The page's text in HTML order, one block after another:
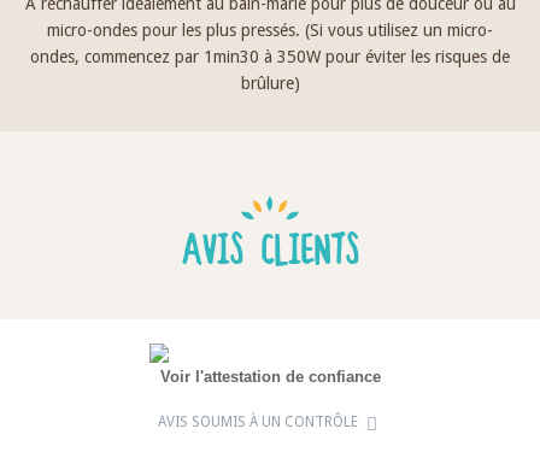
micro-ondes pour les plus pressés. (Si vous utilisez un micro-
ondes, commencez par 1min30 à 350W pour éviter les risques de
brûlure)
AVIS CLIENTS
Voir l'attestation de confiance
AVIS SOUMIS À UN CONTRÔLE